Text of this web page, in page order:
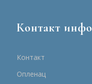
Контакт инфо
Контакт
Опленац